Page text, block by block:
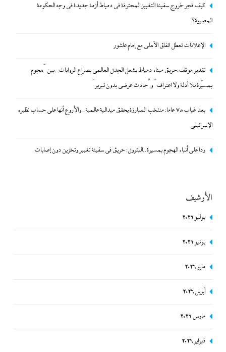
بعد غياب 75 عاما: منتخب المبارزة يحقق ميدالية عالمية..والأروع أنها
29 يوليو، 2026
كيف فجر خروج سفينة التغييز المحترقة في دمياط أزمة جديدة في وجه
29 يوليو، 2026
كيف فجر خروج سفينة التغييز المحترقة في دمياط أزمة جديدة في وجه الحكومة
المصرية؟
الإعلانات تعطل اتفاق الأهلى مع إمام عاشور
تقدير موقف:حريق ميناء دمياط يشعل الجدل العالمي بصراع الروايات..بين “هجوم
بمسيّرة بلا أدلة ولا اعتراف” و”حادث عرضي بدون تبرير”
بعد غياب 75 عاما: منتخب المبارزة يحقق ميدالية عالمية..والأروع أنها على حساب نظيره
الإسرائيلي
ردا على أنباء الهجوم بمسيرة..البترول: حريق في سفينة تغيير وتخزين دون إصابات
الأرشيف
يوليو 2026
يونيو 2026
مايو 2026
أبريل 2026
مارس 2026
فبراير 2026